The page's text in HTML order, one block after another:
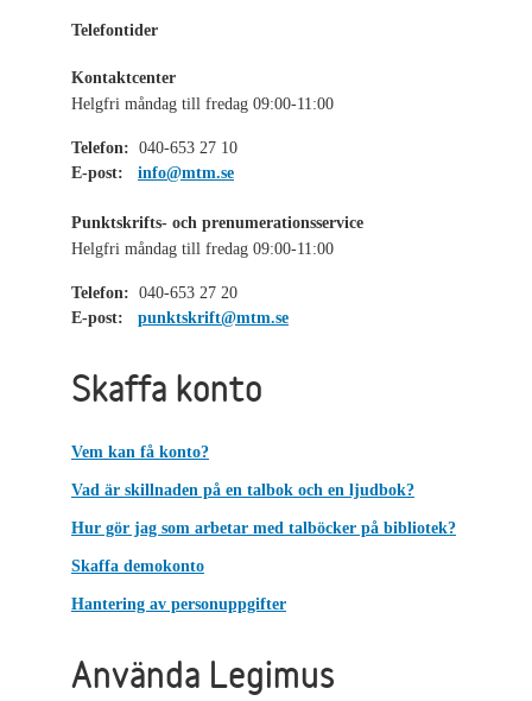
Telefontider
Kontaktcenter
Helgfri måndag till fredag 09:00-11:00
Telefon: 040-653 27 10
E-post:
info@mtm.se
Punktskrifts- och prenumerationsservice
Helgfri måndag till fredag 09:00-11:00
Telefon: 040-653 27 20
E-post:
punktskrift@mtm.se
Skaffa konto
Vem kan få konto?
Vad är skillnaden på en talbok och en ljudbok?
Hur gör jag som arbetar med talböcker på bibliotek?
Skaffa demokonto
Hantering av personuppgifter
Använda Legimus